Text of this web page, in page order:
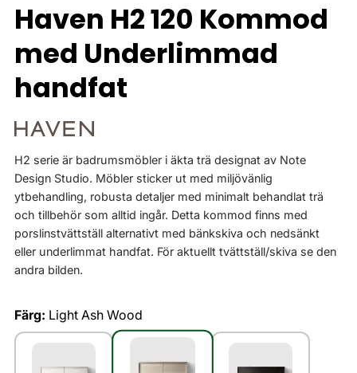
Haven H2 120 Kommod
med Underlimmad
handfat
H2 serie är badrumsmöbler i äkta trä designat av Note
Design Studio. Möbler sticker ut med miljövänlig
ytbehandling, robusta detaljer med minimalt behandlat trä
och tillbehör som alltid ingår. Detta kommod finns med
porslinstvättställ alternativt med bänkskiva och nedsänkt
eller underlimmat handfat. För aktuellt tvättställ/skiva se den
andra bilden.
Färg: Light Ash Wood